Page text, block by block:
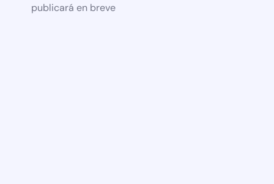
publicará en breve